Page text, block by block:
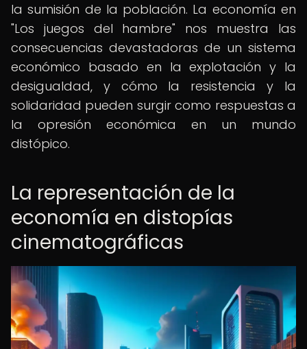
la sumisión de la población. La economía en
"Los juegos del hambre" nos muestra las
consecuencias devastadoras de un sistema
económico basado en la explotación y la
desigualdad, y cómo la resistencia y la
solidaridad pueden surgir como respuestas a
la opresión económica en un mundo
distópico.
La representación de la
economía en distopías
cinematográficas